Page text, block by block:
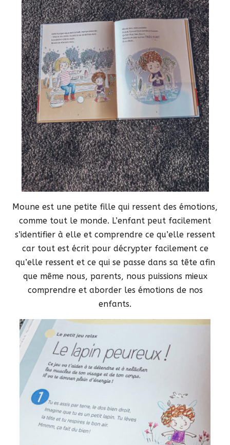
Moune est une petite fille qui ressent des émotions,
comme tout le monde. L’enfant peut facilement
s’identifier à elle et comprendre ce qu’elle ressent
car tout est écrit pour décrypter facilement ce
qu’elle ressent et ce qui se passe dans sa tête afin
que même nous, parents, nous puissions mieux
comprendre et aborder les émotions de nos
enfants.